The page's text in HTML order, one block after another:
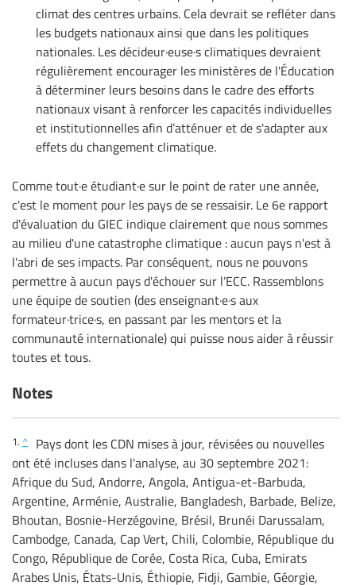
climat des centres urbains. Cela devrait se refléter dans
les budgets nationaux ainsi que dans les politiques
nationales. Les décideur·euse·s climatiques devraient
régulièrement encourager les ministères de l'Éducation
à déterminer leurs besoins dans le cadre des efforts
nationaux visant à renforcer les capacités individuelles
et institutionnelles afin d’atténuer et de s'adapter aux
effets du changement climatique.
Comme tout·e étudiant·e sur le point de rater une année,
c'est le moment pour les pays de se ressaisir. Le 6e rapport
d'évaluation du GIEC indique clairement que nous sommes
au milieu d'une catastrophe climatique : aucun pays n'est à
l'abri de ses impacts. Par conséquent, nous ne pouvons
permettre à aucun pays d'échouer sur l’ECC. Rassemblons
une équipe de soutien (des enseignant·e·s aux
formateur·trice·s, en passant par les mentors et la
communauté internationale) qui puisse nous aider à réussir
toutes et tous.
Notes
1. ^
Pays dont les CDN mises à jour, révisées ou nouvelles
ont été incluses dans l'analyse, au 30 septembre 2021:
Afrique du Sud, Andorre, Angola, Antigua-et-Barbuda,
Argentine, Arménie, Australie, Bangladesh, Barbade, Belize,
Bhoutan, Bosnie-Herzégovine, Brésil, Brunéi Darussalam,
Cambodge, Canada, Cap Vert, Chili, Colombie, République du
Congo, République de Corée, Costa Rica, Cuba, Emirats
Arabes Unis, États-Unis, Éthiopie, Fidji, Gambie, Géorgie,